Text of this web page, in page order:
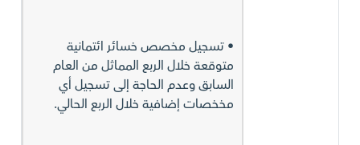
• تسجيل مخصص خسائر ائتمانية
متوقعة خلال الربع المماثل من العام
السابق وعدم الحاجة إلى تسجيل أي
مخخصات إضافية خلال الربع الحالي.